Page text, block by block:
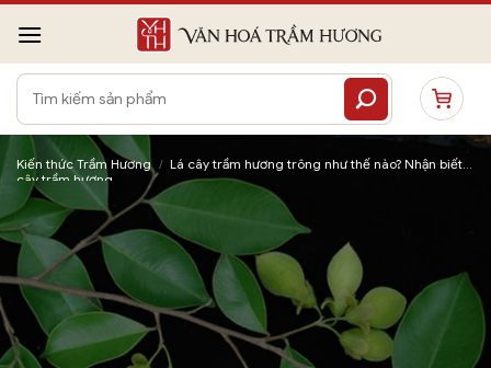
qua
nội
dung
Tìm
Kiến thức Trầm Hương / Lá cây trầm hương trông như thế nào? Nhận biết
cây trầm hương